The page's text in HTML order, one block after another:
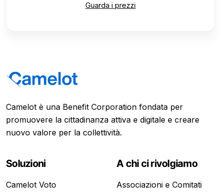
Guarda i prezzi
Camelot è una Benefit Corporation fondata per
promuovere la cittadinanza attiva e digitale e creare
nuovo valore per la collettività.
Soluzioni
Camelot Voto
A chi ci rivolgiamo
Associazioni e Comitati